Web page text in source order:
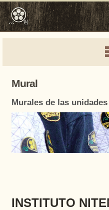
Mural
Murales de las
INSTITUTO